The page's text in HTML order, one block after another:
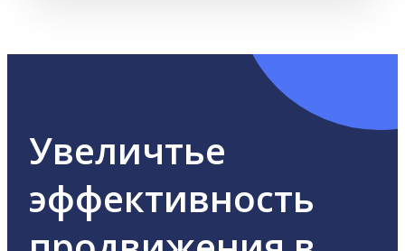
Увеличтье
эффективность